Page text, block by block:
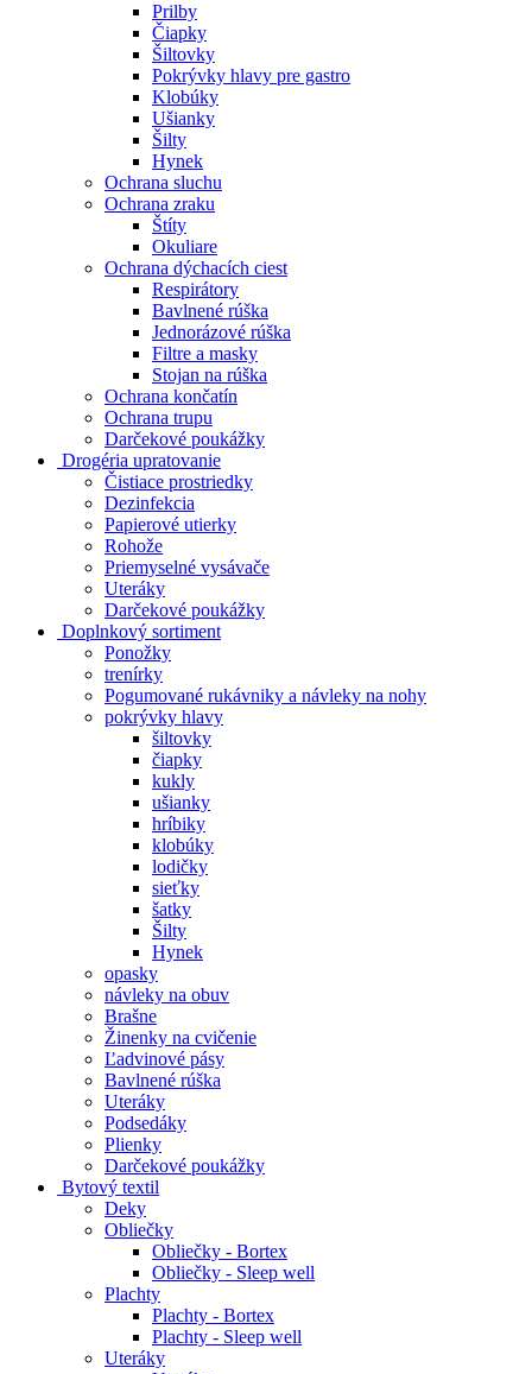
Prilby
Čiapky
Šiltovky
Pokrývky hlavy pre gastro
Klobúky
Ušianky
Šilty
Hynek
Ochrana sluchu
Ochrana zraku
Štíty
Okuliare
Ochrana dýchacích ciest
Respirátory
Bavlnené rúška
Jednorázové rúška
Filtre a masky
Stojan na rúška
Ochrana končatín
Ochrana trupu
Darčekové poukážky
Drogéria upratovanie
Čistiace prostriedky
Dezinfekcia
Papierové utierky
Rohože
Priemyselné vysávače
Uteráky
Darčekové poukážky
Doplnkový sortiment
Ponožky
trenírky
Pogumované rukávniky a návleky na nohy
pokrývky hlavy
šiltovky
čiapky
kukly
ušianky
hríbiky
klobúky
lodičky
sieťky
šatky
Šilty
Hynek
opasky
návleky na obuv
Brašne
Žinenky na cvičenie
Ľadvinové pásy
Bavlnené rúška
Uteráky
Podsedáky
Plienky
Darčekové poukážky
Bytový textil
Deky
Obliečky
Obliečky - Bortex
Obliečky - Sleep well
Plachty
Plachty - Bortex
Plachty - Sleep well
Uteráky